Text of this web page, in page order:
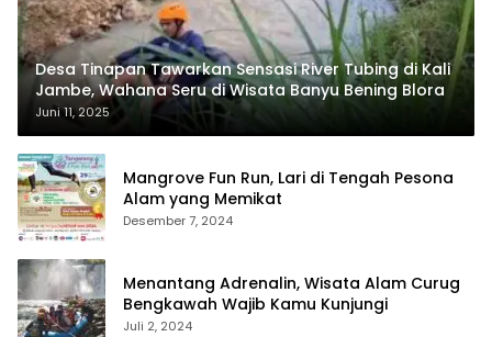
Desa Tinapan Tawarkan Sensasi River Tubing di Kali
Jambe, Wahana Seru di Wisata Banyu Bening Blora
Juni 11, 2025
Mangrove Fun Run, Lari di Tengah Pesona
Alam yang Memikat
Desember 7, 2024
Menantang Adrenalin, Wisata Alam Curug
Bengkawah Wajib Kamu Kunjungi
Juli 2, 2024